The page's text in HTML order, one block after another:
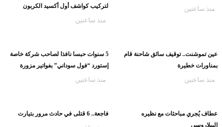
منذ ساعتين
لتركيب كواشف أول أكسيد الكربون
منذ ساعتين
عين تموشنت.. توقيف سائق شاحنة قام
بمناورات خطيرة
منذ ساعتين
5 سنوات حبسا نافذا لصاحب شركة خاصة
إستورد “فول سوداني” بفواتير مزورة
منذ ساعتين
عطاف يُجري مباحثات مع نظيره
البيلاروسي
فاجعة.. 6 قتلى في حادث مرور بتيارت